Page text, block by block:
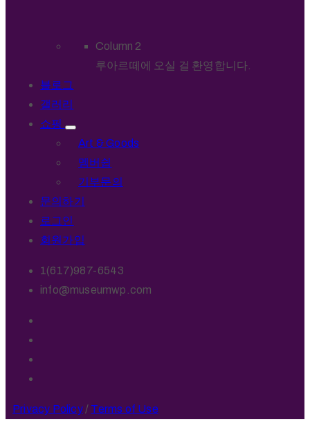
Column 2
루아르떼에 오실 걸 환영합니다.
블로그
갤러리
쇼핑
Art & Goods
멤버쉽
기부문의
문의하기
로그인
회원가입
1(617)987-6543
info@museumwp.com
Privacy Policy/ Terms of Use